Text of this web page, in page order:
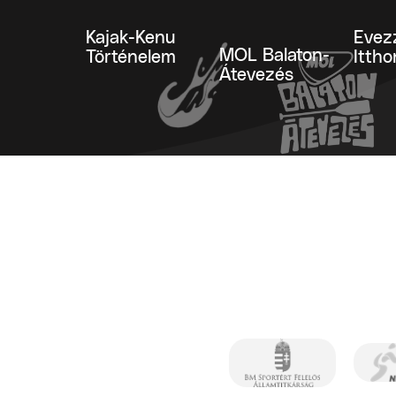
Kajak-Kenu
Történelem
MOL Balaton-
Átevezés